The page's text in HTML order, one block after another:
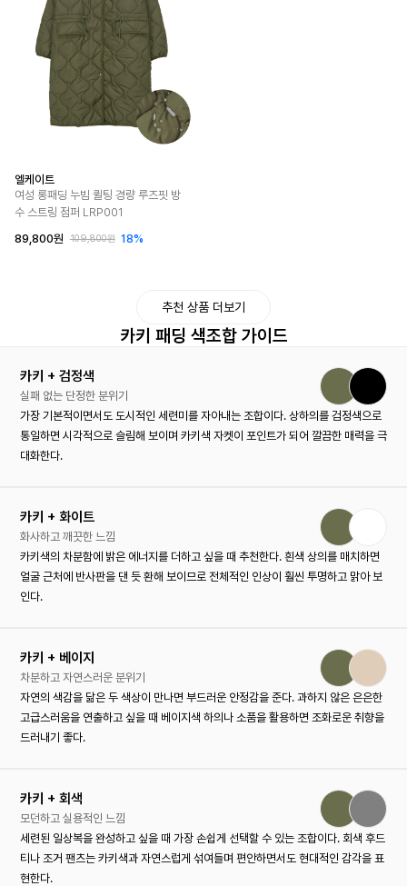
엘케이트
여성 롱패딩 누빔 퀼팅 경량 루즈핏 방
수 스트링 점퍼 LRP001
89,800원
109,800원 18%
추천 상품 더보기
카키 패딩 색조합 가이드
카키 + 검정색
실패 없는 단정한 분위기
가장 기본적이면서도 도시적인 세련미를 자아내는 조합이다. 상하의를 검정색으로
통일하면 시각적으로 슬림해 보이며 카키색 자켓이 포인트가 되어 깔끔한 매력을 극
대화한다.
카키 + 화이트
화사하고 깨끗한 느낌
카키색의 차분함에 밝은 에너지를 더하고 싶을 때 추천한다. 흰색 상의를 매치하면
얼굴 근처에 반사판을 댄 듯 환해 보이므로 전체적인 인상이 훨씬 투명하고 맑아 보
인다.
카키 + 베이지
차분하고 자연스러운 분위기
자연의 색감을 닮은 두 색상이 만나면 부드러운 안정감을 준다. 과하지 않은 은은한
고급스러움을 연출하고 싶을 때 베이지색 하의나 소품을 활용하면 조화로운 취향을
드러내기 좋다.
카키 + 회색
모던하고 실용적인 느낌
세련된 일상복을 완성하고 싶을 때 가장 손쉽게 선택할 수 있는 조합이다. 회색 후드
티나 조거 팬츠는 카키색과 자연스럽게 섞여들며 편안하면서도 현대적인 감각을 표
현한다.